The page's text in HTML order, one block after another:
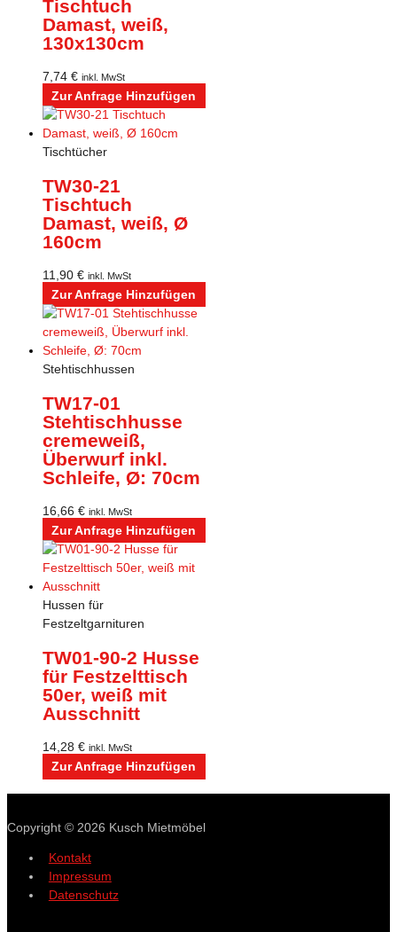
Tischtuch
Damast, weiß,
130x130cm
7,74 € inkl. MwSt
Zur Anfrage Hinzufügen
Tischtücher
TW30-21
Tischtuch
Damast, weiß, Ø
160cm
11,90 € inkl. MwSt
Zur Anfrage Hinzufügen
Stehtischhussen
TW17-01
Stehtischhusse
cremeweiß,
Überwurf inkl.
Schleife, Ø: 70cm
16,66 € inkl. MwSt
Zur Anfrage Hinzufügen
Hussen für
Festzeltgarnituren
TW01-90-2 Husse
für Festzelttisch
50er, weiß mit
Ausschnitt
14,28 € inkl. MwSt
Zur Anfrage Hinzufügen
Copyright © 2026 Kusch Mietmöbel
Kontakt
Impressum
Datenschutz